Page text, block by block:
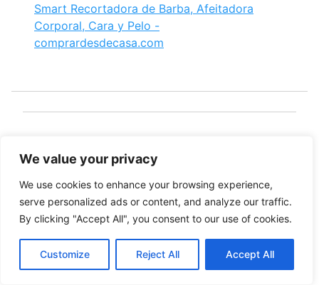
We value your privacy
We use cookies to enhance your browsing experience,
serve personalized ads or content, and analyze our traffic.
By clicking "Accept All", you consent to our use of cookies.
Customize Reject All Accept All
Smart Recortadora de Barba, Afeitadora
Corporal, Cara y Pelo -
comprardesdecasa.com
Natural para recién nacidos (SCD301/03) -
Pingback:ASPIRADORA INSE-15. ANÁLISIS Y